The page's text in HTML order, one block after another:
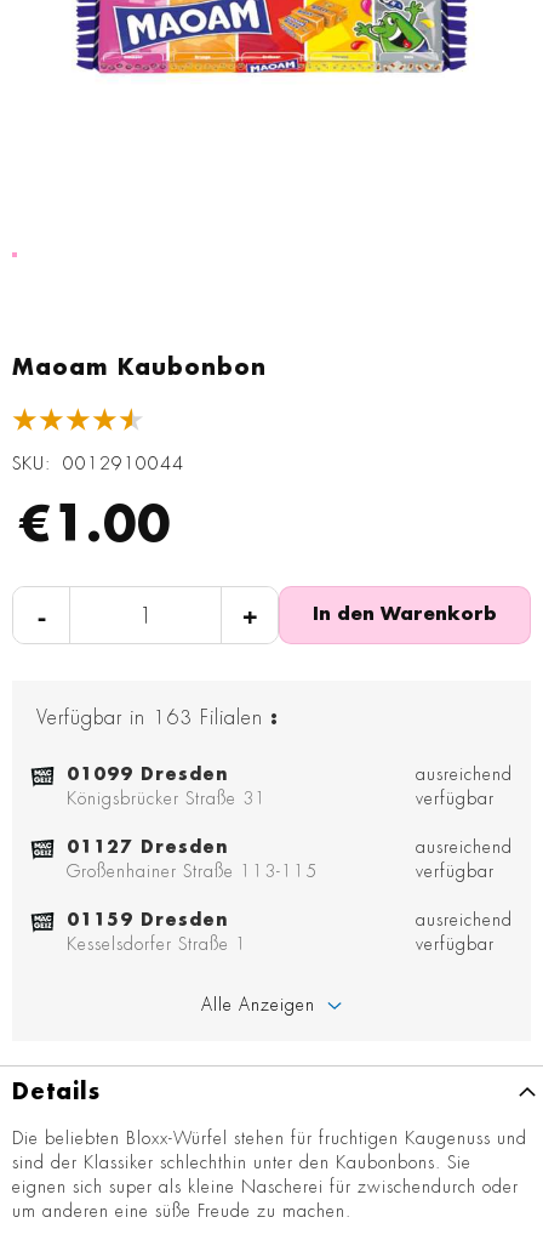
Maoam Kaubonbon
★★★★★
SKU 0012910044
€1.00
- + In den Warenkorb
Verfügbar in 163 Filialen :
01099 Dresden
Königsbrücker Straße 31
ausreichend
verfügbar
01127 Dresden
Großenhainer Straße 113-115
ausreichend
verfügbar
01159 Dresden
Kesselsdorfer Straße 1
ausreichend
verfügbar
Alle Anzeigen
Anfang
Bildgalerie
Details
Die beliebten Bloxx-Würfel stehen für fruchtigen Kaugenuss und
sind der Klassiker schlechthin unter den Kaubonbons. Sie
eignen sich super als kleine Nascherei für zwischendurch oder
um anderen eine süße Freude zu machen.